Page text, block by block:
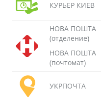
КУРЬЕР КИЕВ
НОВА ПОШТА
(отделение)
НОВА ПОШТА
(почтомат)
УКРПОЧТА